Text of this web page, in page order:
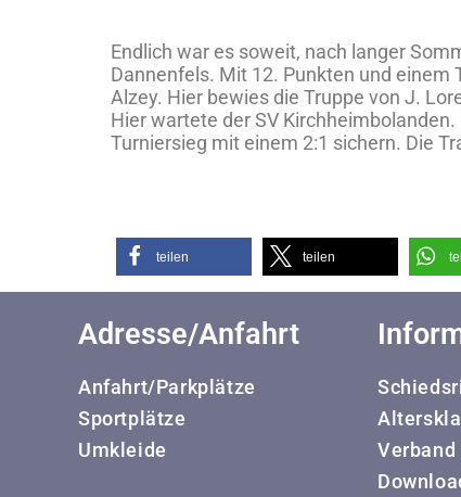
Endlich war es soweit, nach langer
Dannenfels. Mit 12. Punkten und einem
Alzey. Hier bewies die Truppe von J.
Hier wartete der SV
Turniersieg mit einem 2:1 sichern. Die
teilen teilen
Adresse/Anfahrt
Anfahrt/Parkplätze
Sportplätze
Umkleide
Verband